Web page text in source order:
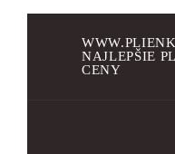
NAJLEPŠIE
CENY